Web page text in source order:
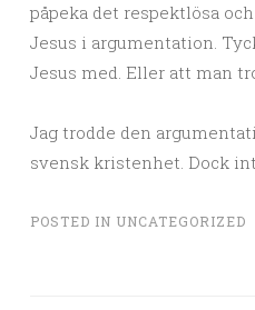
påpeka det respektlösa
Jesus i argumentation.
Jesus med. Eller att man
Jag trodde den
svensk kristenhet. Dock
POSTED IN UNCATEGORIZED